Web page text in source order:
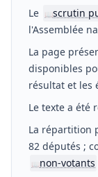
Le 📖scrutin
l'Assemblée
La page
disponibles
résultat et les
Le texte a été
La répartition
82 députés ;
📖non-votants